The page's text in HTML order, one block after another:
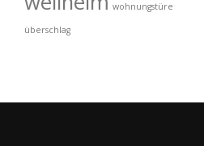
wohnungstüre
überschlag